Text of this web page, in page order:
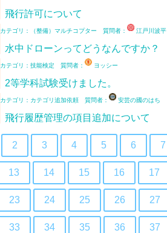
飛行許可について
カテゴリ：（整備）マルチコプター 質問者： 江戸川波平
水中ドローンってどうなんですか？
カテゴリ：技能検定 質問者： ヨッシー
2等学科試験受けました。
カテゴリ：カテゴリ追加依頼 質問者： 安芸の國のはち
飛行履歴管理の項目追加について
2 3 4 5 6 7
13 14 15 16 17
23 24 25 26 27
33 34 35 36 37